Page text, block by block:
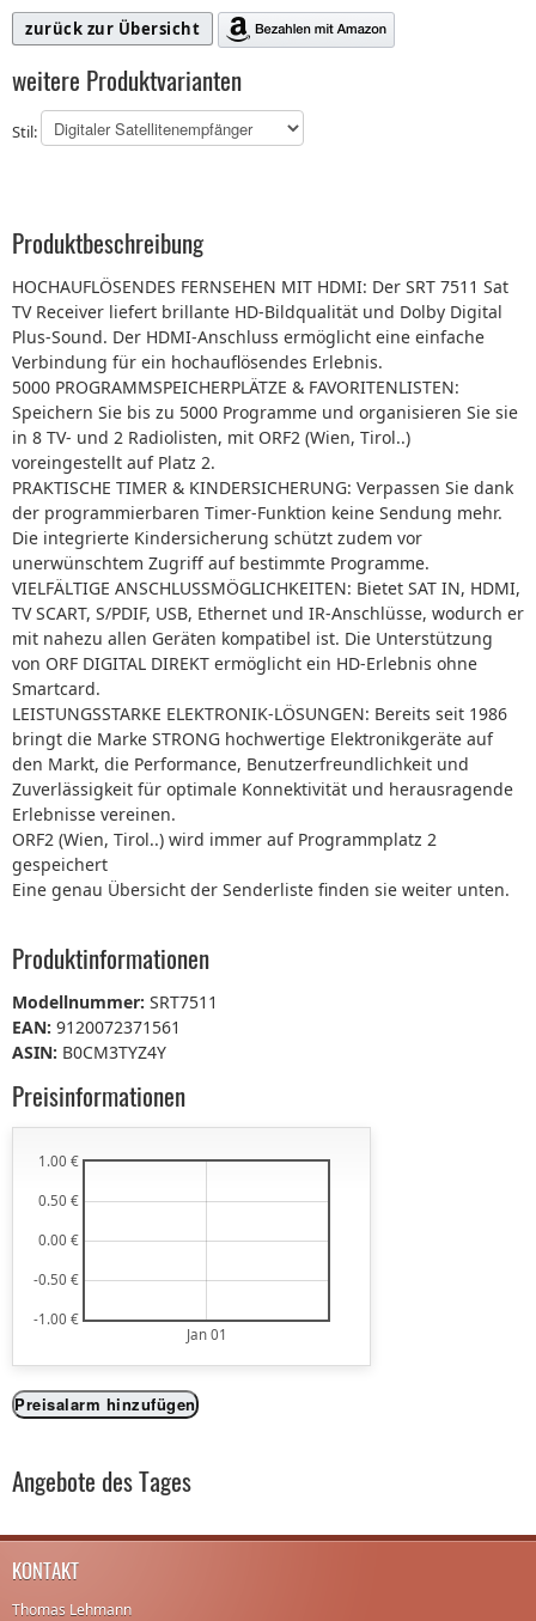
zurück zur Übersicht
weitere Produktvarianten
Stil:
Produktbeschreibung
HOCHAUFLÖSENDES FERNSEHEN MIT HDMI: Der SRT 7511 Sat
TV Receiver liefert brillante HD-Bildqualität und Dolby Digital
Plus-Sound. Der HDMI-Anschluss ermöglicht eine einfache
Verbindung für ein hochauflösendes Erlebnis.
5000 PROGRAMMSPEICHERPLÄTZE & FAVORITENLISTEN:
Speichern Sie bis zu 5000 Programme und organisieren Sie sie
in 8 TV- und 2 Radiolisten, mit ORF2 (Wien, Tirol..)
voreingestellt auf Platz 2.
PRAKTISCHE TIMER & KINDERSICHERUNG: Verpassen Sie dank
der programmierbaren Timer-Funktion keine Sendung mehr.
Die integrierte Kindersicherung schützt zudem vor
unerwünschtem Zugriff auf bestimmte Programme.
VIELFÄLTIGE ANSCHLUSSMÖGLICHKEITEN: Bietet SAT IN, HDMI,
TV SCART, S/PDIF, USB, Ethernet und IR-Anschlüsse, wodurch er
mit nahezu allen Geräten kompatibel ist. Die Unterstützung
von ORF DIGITAL DIREKT ermöglicht ein HD-Erlebnis ohne
Smartcard.
LEISTUNGSSTARKE ELEKTRONIK-LÖSUNGEN: Bereits seit 1986
bringt die Marke STRONG hochwertige Elektronikgeräte auf
den Markt, die Performance, Benutzerfreundlichkeit und
Zuverlässigkeit für optimale Konnektivität und herausragende
Erlebnisse vereinen.
ORF2 (Wien, Tirol..) wird immer auf Programmplatz 2
gespeichert
Eine genau Übersicht der Senderliste finden sie weiter unten.
Produktinformationen
Modellnummer: SRT7511
EAN: 9120072371561
ASIN: B0CM3TYZ4Y
Preisinformationen
Jan 01
-1.00 €
-0.50 €
0.00 €
0.50 €
1.00 €
Preisalarm hinzufügen
Angebote des Tages
KONTAKT
Thomas Lehmann